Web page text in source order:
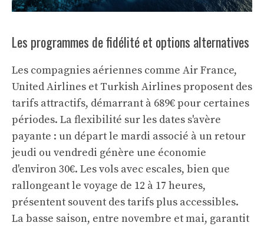
Les programmes de fidélité et options alternatives
Les compagnies aériennes comme Air France,
United Airlines et Turkish Airlines proposent des
tarifs attractifs, démarrant à 689€ pour certaines
périodes. La flexibilité sur les dates s'avère
payante : un départ le mardi associé à un retour
jeudi ou vendredi génère une économie
d'environ 30€. Les vols avec escales, bien que
rallongeant le voyage de 12 à 17 heures,
présentent souvent des tarifs plus accessibles.
La basse saison, entre novembre et mai, garantit